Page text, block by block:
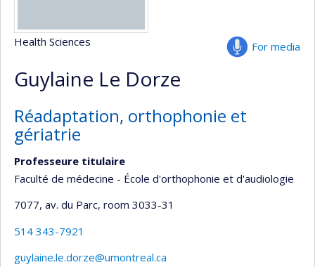
For media
Health Sciences
Guylaine Le Dorze
Réadaptation, orthophonie et
gériatrie
Professeure titulaire
Faculté de médecine - École d'orthophonie et d'audiologie
7077, av. du Parc, room 3033-31
514 343-7921
guylaine.le.dorze@umontreal.ca